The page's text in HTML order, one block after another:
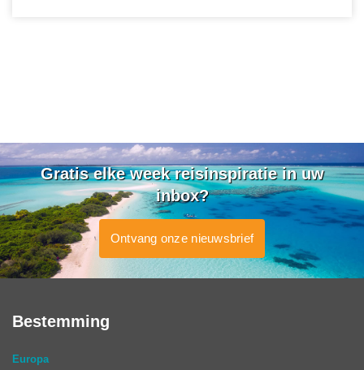
Gratis elke week reisinspiratie in uw
inbox?
Ontvang onze nieuwsbrief
Bestemming
Europa